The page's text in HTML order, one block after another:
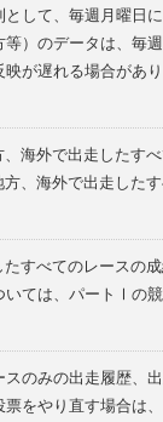
して、毎週月曜日
）のデータは、毎
が遅れる場合があ
、海外で出走したす
方、海外で出走した
すべてのレースの
いては、パートⅠの
のみの出走履歴、
をやり直す場合は